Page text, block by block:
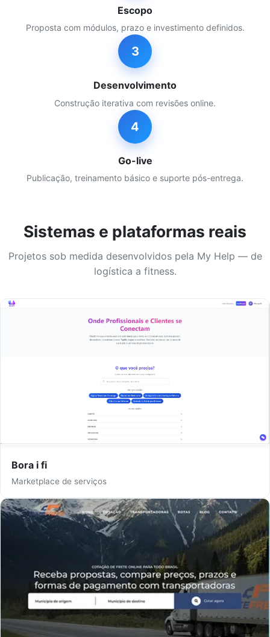
Escopo
Proposta com módulos, prazo e investimento definidos.
3
Desenvolvimento
Construção iterativa com revisões online.
4
Go-live
Publicação, treinamento básico e suporte pós-entrega.
Sistemas e plataformas reais
Projetos sob medida desenvolvidos pela My Help — de
logística a fitness.
Bora i fi
Marketplace de serviços